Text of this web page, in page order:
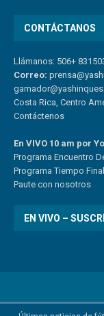
CONTÁCTANOS
Llámanos: 506+
Correo:
Costa Rica, Centro
Contáctenos
En VIVO 10 am por
Programa Encuentro
Programa Tiempo Final
Paute con nosotros
EN VIVO –